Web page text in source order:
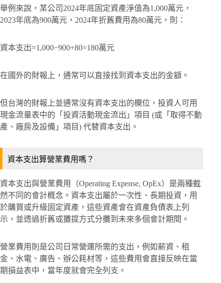
舉例來說，某公司2024年底固定資產淨值為1,000萬元，
2023年底為900萬元，2024年折舊費用為80萬元，則：
資本支出=1,000−900+80=180萬元
在國外的財報上，通常可以直接找到資本支出的金額。
但台灣的財報上並通常沒有資本支出的欄位，投資人可用
現金流量表中的「投資活動現金流出」項目 (或「取得不動
產、廠房及設備」項目) 代替資本支出。
資本支出算營業費用嗎？
資本支出與營業費用（Operating Expense, OpEx）是兩種截
然不同的會計概念。資本支出屬於一次性、長期投資，用
於購買或升級固定資產，這些資產會在資產負債表上列
示，並透過折舊或攤提方式分攤到未來多個會計期間。
營業費用則是公司日常營運所需的支出，例如薪資、租
金、水電、廣告、辦公耗材等，這些費用會直接反映在當
期損益表中，當年度就會完全列支。